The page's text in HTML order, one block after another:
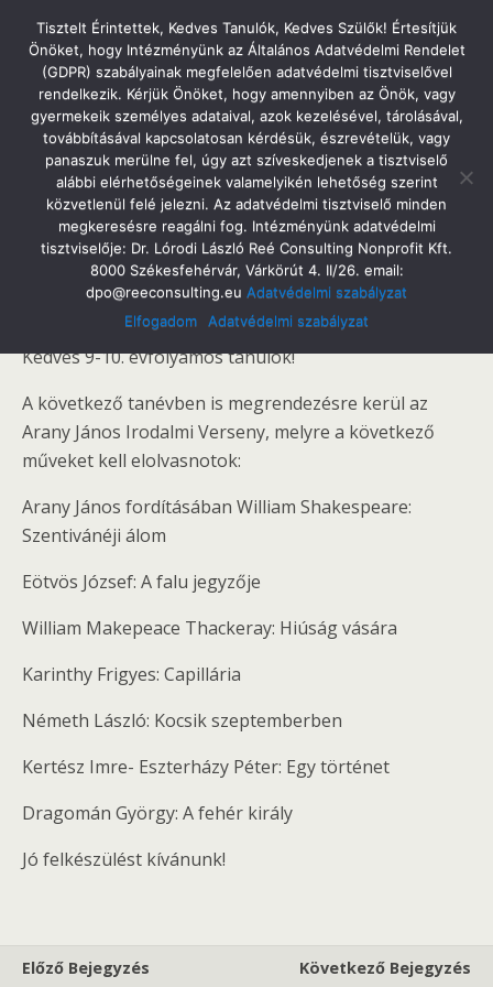
Tatabányai Árpád Gimnázium
2014. Június 25. Szerda
A XXII. Arany János Irodalmi Verseny
Olvasmánylistája
Megosztás Tweet Pin Email
Kedves 9-10. évfolyamos tanulók!
A következő tanévben is megrendezésre kerül az
Arany János Irodalmi Verseny, melyre a következő
műveket kell elolvasnotok:
Arany János fordításában William Shakespeare:
Szentivánéji álom
Eötvös József: A falu jegyzője
William Makepeace Thackeray: Hiúság vására
Karinthy Frigyes: Capillária
Németh László: Kocsik szeptemberben
Kertész Imre- Eszterházy Péter: Egy történet
Dragomán György: A fehér király
Jó felkészülést kívánunk!
Előző Bejegyzés Következő Bejegyzés
Tisztelt Érintettek, Kedves Tanulók, Kedves Szülők! Értesítjük
Önöket, hogy Intézményünk az Általános Adatvédelmi Rendelet
(GDPR) szabályainak megfelelően adatvédelmi tisztviselővel
rendelkezik. Kérjük Önöket, hogy amennyiben az Önök, vagy
gyermekeik személyes adataival, azok kezelésével, tárolásával,
továbbításával kapcsolatosan kérdésük, észrevételük, vagy
panaszuk merülne fel, úgy azt szíveskedjenek a tisztviselő
alábbi elérhetőségeinek valamelyikén lehetőség szerint
közvetlenül felé jelezni. Az adatvédelmi tisztviselő minden
megkeresésre reagálni fog. Intézményünk adatvédelmi
tisztviselője: Dr. Lórodi László Reé Consulting Nonprofit Kft.
8000 Székesfehérvár, Várkörút 4. II/26. email:
dpo@reeconsulting.eu Adatvédelmi szabályzat
Elfogadom
Adatvédelmi szabályzat